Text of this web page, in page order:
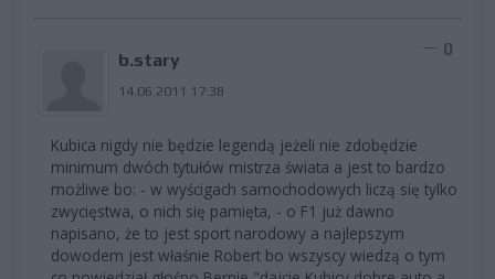
b.stary
14.06.2011 17:38
0
Kubica nigdy nie będzie legendą jeżeli nie zdobędzie
minimum dwóch tytułów mistrza świata a jest to bardzo
możliwe bo: - w wyścigach samochodowych liczą się tylko
zwycięstwa, o nich się pamięta, - o F1 już dawno
napisano, że to jest sport narodowy a najlepszym
dowodem jest właśnie Robert bo wszyscy wiedzą o tym